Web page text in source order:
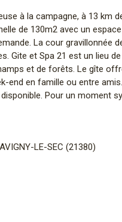
à la campagne, à 13 km
de 130m2 avec un
La cour gravillonnée
Gite et Spa 21 est un lieu
et de forêts. Le gîte
end en famille ou entre
Pour un moment
LE-SEC (21380)